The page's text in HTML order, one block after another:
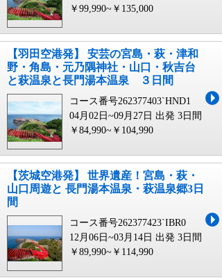
￥99,990~￥135,000
【羽田空港発】 安芸の宮島・萩・津和
野・角島・元乃隅神社・山口・秋吉台
と萩温泉と長門湯本温泉 ３日間
コース番号262377403`HND1
04月02日~09月27日 出発 3日間
￥84,990~￥104,990
【茨城空港発】 世界遺産！宮島・萩・
山口周遊と 長門湯本温泉・萩温泉郷3日
間
コース番号262377423`IBR0
12月06日~03月14日 出発 3日間
￥89,990~￥114,990